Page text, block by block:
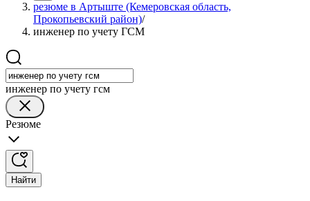
резюме в Артыште (Кемеровская область,
Прокопьевский район)/
инженер по учету ГСМ
инженер по учету гсм
Резюме
Найти